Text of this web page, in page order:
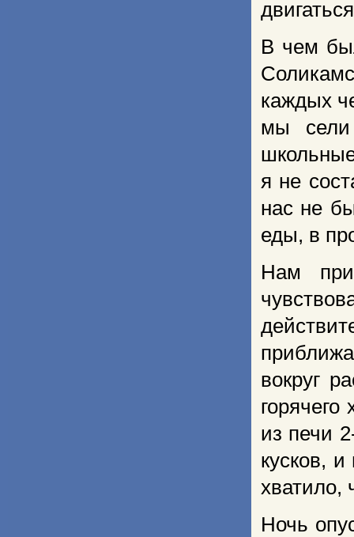
В чем
каждых
мы сели
я не
нас не
еды, в
Нам
вокруг
из печи
кус­ков,
Ночь